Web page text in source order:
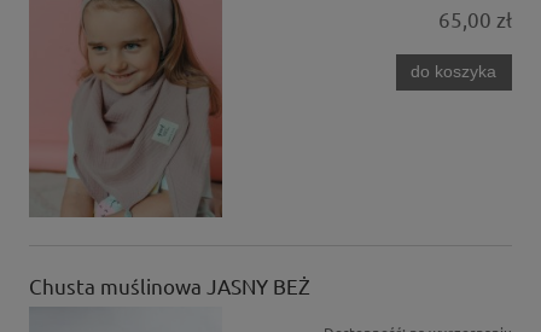
65,00 zł
do koszyka
Chusta muślinowa JASNY BEŻ